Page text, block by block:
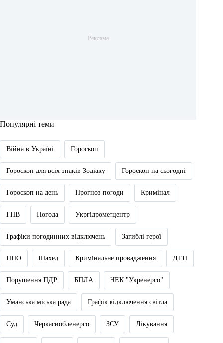
Популярні теми
Війна в Україні Гороскоп
Гороскоп для всіх знаків Зодіаку Гороскоп на сьогодні
Гороскоп на день Прогноз погоди Кримінал
ГПВ Погода Укргідрометцентр
Графіки погодинних відключень Загиблі герої
ППО Шахед Кримінальне провадження ДТП
Порушення ПДР БПЛА НЕК "Укренерго"
Уманська міська рада Графік відключення світла
Суд Черкасиобленерго ЗСУ Лікування